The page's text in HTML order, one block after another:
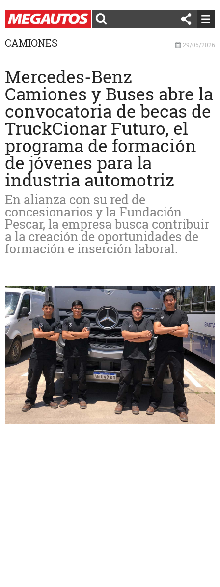
CAMIONES 29/05/2026
Mercedes-Benz
Camiones y Buses abre la
convocatoria de becas de
TruckCionar Futuro, el
programa de formación
de jóvenes para la
industria automotriz
En alianza con su red de
concesionarios y la Fundación
Pescar, la empresa busca contribuir
a la creación de oportunidades de
formación e inserción laboral.